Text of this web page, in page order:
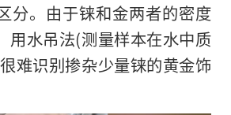
分。由于铼和金两者的密度
用水吊法(测量样本在水中质
难识别掺杂少量铼的黄金饰